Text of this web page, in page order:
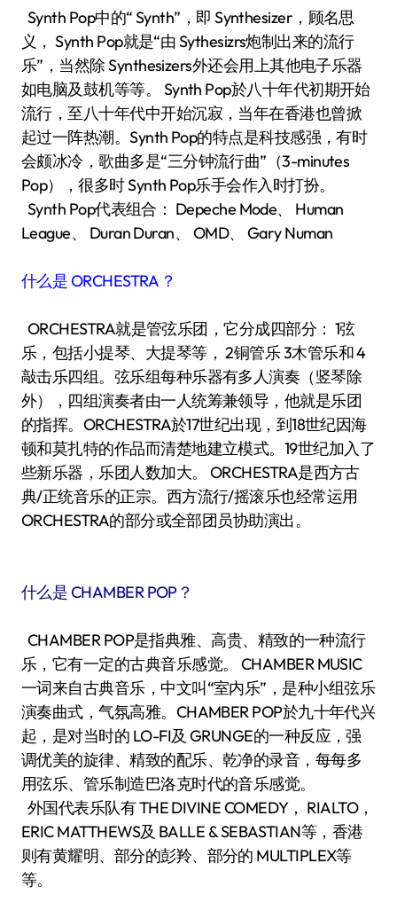
Synth Pop中的“ Synth”，即 Synthesizer，顾名思
义， Synth Pop就是“由 Sythesizrs炮制出来的流行
乐”，当然除 Synthesizers外还会用上其他电子乐器
如电脑及鼓机等等。 Synth Pop於八十年代初期开始
流行，至八十年代中开始沉寂，当年在香港也曾掀
起过一阵热潮。Synth Pop的特点是科技感强，有时
会颇冰冷，歌曲多是“三分钟流行曲”（3-minutes
Pop），很多时 Synth Pop乐手会作入时打扮。
Synth Pop代表组合： Depeche Mode、 Human
League、 Duran Duran、 OMD、 Gary Numan
什么是 ORCHESTRA ？
ORCHESTRA就是管弦乐团，它分成四部分： 1弦
乐，包括小提琴、大提琴等， 2铜管乐 3木管乐和 4
敲击乐四组。弦乐组每种乐器有多人演奏（竖琴除
外），四组演奏者由一人统筹兼领导，他就是乐团
的指挥。ORCHESTRA於17世纪出现，到18世纪因海
顿和莫扎特的作品而清楚地建立模式。19世纪加入了
些新乐器，乐团人数加大。 ORCHESTRA是西方古
典/正统音乐的正宗。西方流行/摇滚乐也经常运用
ORCHESTRA的部分或全部团员协助演出。
什么是 CHAMBER POP？
CHAMBER POP是指典雅、高贵、精致的一种流行
乐，它有一定的古典音乐感觉。 CHAMBER MUSIC
一词来自古典音乐，中文叫“室内乐”，是种小组弦乐
演奏曲式，气氛高雅。CHAMBER POP於九十年代兴
起，是对当时的 LO-FI及 GRUNGE的一种反应，强
调优美的旋律、精致的配乐、乾净的录音，每每多
用弦乐、管乐制造巴洛克时代的音乐感觉。
外国代表乐队有 THE DIVINE COMEDY， RIALTO，
ERIC MATTHEWS及 BALLE & SEBASTIAN等，香港
则有黄耀明、部分的彭羚、部分的 MULTIPLEX等
等。